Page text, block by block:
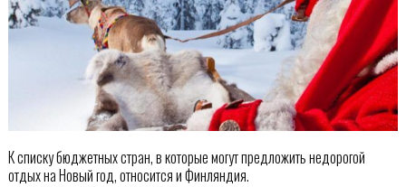
К списку бюджетных стран, в которые могут предложить недорогой
отдых на Новый год, относится и Финляндия.